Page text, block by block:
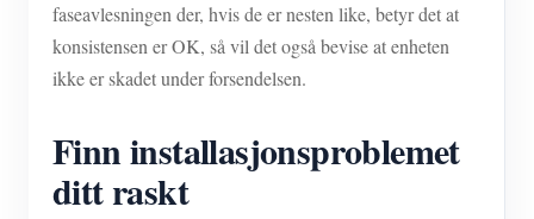
faseavlesningen der, hvis de er nesten like, betyr det at
konsistensen er OK, så vil det også bevise at enheten
ikke er skadet under forsendelsen.
Finn installasjonsproblemet
ditt raskt